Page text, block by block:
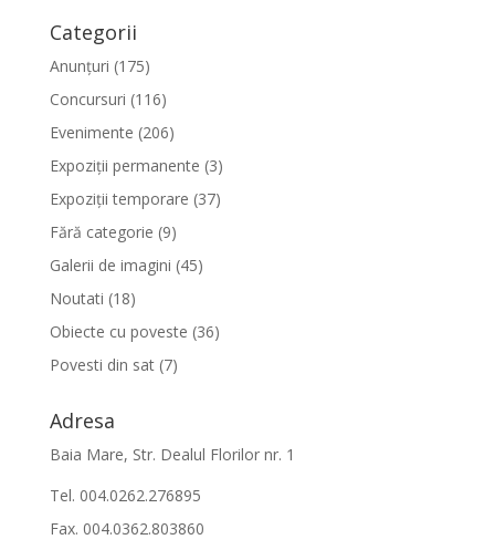
Categorii
Anunțuri (175)
Concursuri (116)
Evenimente (206)
Expoziții permanente (3)
Expoziții temporare (37)
Fără categorie (9)
Galerii de imagini (45)
Noutati (18)
Obiecte cu poveste (36)
Povesti din sat(7)
Adresa
Baia Mare, Str. Dealul Florilor nr. 1
Tel. 004.0262.276895
Fax. 004.0362.803860